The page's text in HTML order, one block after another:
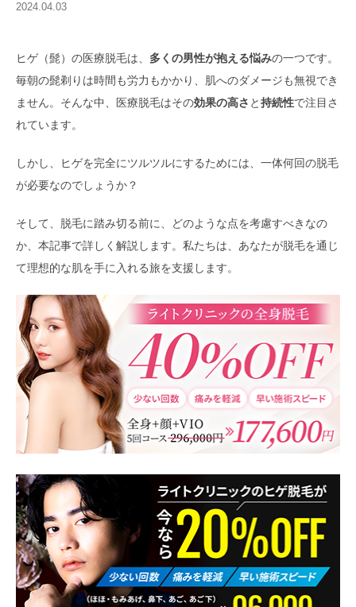
2024.04.03
ヒゲ（髭）の医療脱毛は、 多くの男性が抱える悩みの一つです。
毎朝の髭剃りは時間も労力もかかり、肌へのダメージも無視でき
ません。そんな中、医療脱毛はその効果の高さ と持続性で注目さ
れています。
しかし、ヒゲを完全にツルツルにするためには、一体何回の脱毛
が必要なのでしょうか？
そして、脱毛に踏み切る前に、どのような点を考慮すべきなの
か、本記事で詳しく解説します。私たちは、あなたが脱毛を通じ
て理想的な肌を手に入れる旅を支援します。